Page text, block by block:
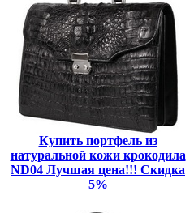
Купить портфель из
натуральной кожи крокодила
ND04 Лучшая цена!!! Скидка
5%